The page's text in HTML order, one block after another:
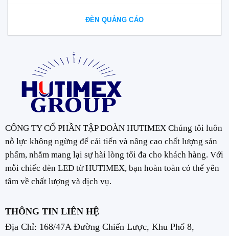
ĐÈN QUẢNG CÁO
CÔNG TY CỔ PHẦN TẬP ĐOÀN HUTIMEX Chúng tôi luôn
nỗ lực không ngừng để cải tiến và nâng cao chất lượng sản
phẩm, nhằm mang lại sự hài lòng tối đa cho khách hàng. Với
mỗi chiếc đèn LED từ HUTIMEX, bạn hoàn toàn có thể yên
tâm về chất lượng và dịch vụ.
THÔNG TIN LIÊN HỆ
Địa Chỉ: 168/47A Đường Chiến Lược, Khu Phố 8,